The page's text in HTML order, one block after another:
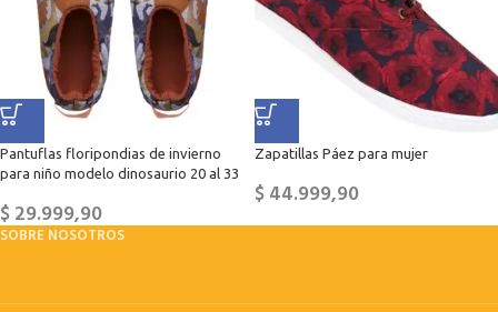
Pantuflas floripondias de invierno
para niño modelo dinosaurio 20 al 33
$29.999,90
Zapatillas Páez para mujer
$44.999,90
SOBRE NOSOTROS